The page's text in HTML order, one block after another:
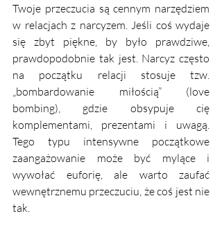
Twoje przeczucia są cennym narzędziem
w relacjach z narcyzem. Jeśli coś wydaje
się zbyt piękne, by było prawdziwe,
prawdopodobnie tak jest. Narcyz często
na początku relacji stosuje tzw.
„bombardowanie miłością” (love
bombing), gdzie obsypuje cię
komplementami, prezentami i uwagą.
Tego typu intensywne początkowe
zaangażowanie może być mylące i
wywołać euforię, ale warto zaufać
wewnętrznemu przeczuciu, że coś jest nie
tak.